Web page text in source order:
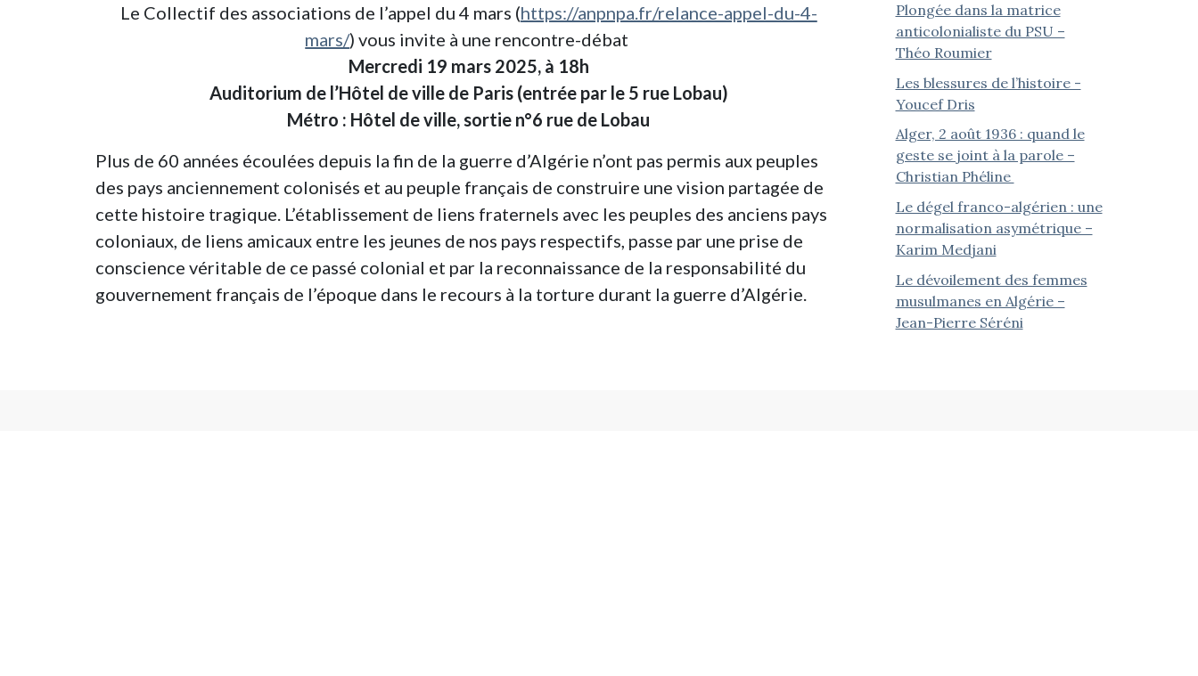
Le Collectif des associations de l’appel du 4 mars (https://anpnpa.fr/relance-appel-du-4-
mars/) vous invite à une rencontre-débat
Mercredi 19 mars 2025, à 18h
Auditorium de l’Hôtel de ville de Paris (entrée par le 5 rue Lobau)
Métro : Hôtel de ville, sortie n°6 rue de Lobau
Plus de 60 années écoulées depuis la fin de la guerre d’Algérie n’ont pas permis aux peuples
des pays anciennement colonisés et au peuple français de construire une vision partagée de
cette histoire tragique. L’établissement de liens fraternels avec les peuples des anciens pays
coloniaux, de liens amicaux entre les jeunes de nos pays respectifs, passe par une prise de
conscience véritable de ce passé colonial et par la reconnaissance de la responsabilité du
gouvernement français de l’époque dans le recours à la torture durant la guerre d’Algérie.
Plongée dans la matrice
anticolonialiste du PSU –
Théo Roumier
Les blessures de l’histoire -
Youcef Dris
Alger, 2 août 1936 : quand le
geste se joint à la parole –
Christian Phéline
Le dégel franco-algérien : une
normalisation asymétrique –
Karim Medjani
Le dévoilement des femmes
musulmanes en Algérie –
Jean-Pierre Séréni